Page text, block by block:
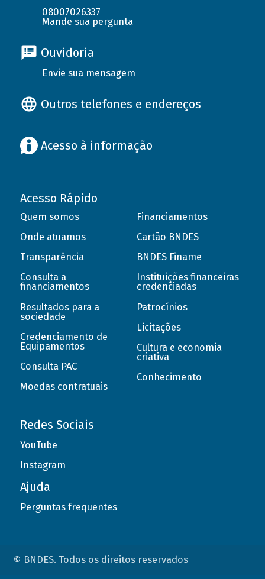
08007026337
Mande sua pergunta
Ouvidoria
Envie sua mensagem
Outros telefones e endereços
Acesso à informação
Acesso Rápido
Quem somos
Onde atuamos
Transparência
Consulta a
financiamentos
Resultados para a
sociedade
Credenciamento de
Equipamentos
Consulta PAC
Moedas contratuais
Financiamentos
Cartão BNDES
BNDES Finame
Instituições financeiras
credenciadas
Patrocínios
Licitações
Cultura e economia
criativa
Conhecimento
Redes Sociais
YouTube
Instagram
Ajuda
Perguntas frequentes
© BNDES. Todos os direitos reservados